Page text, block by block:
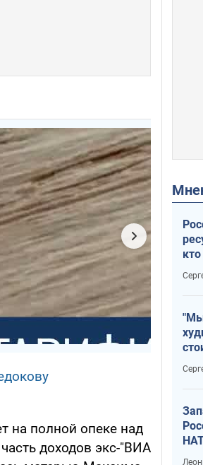
на полной опеке над
доходов экс-"ВИА